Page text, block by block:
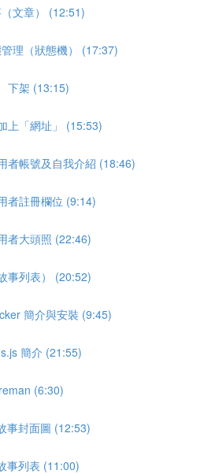
文章） (12:51)
理（狀態機） (17:37)
下架 (13:15)
上「網址」 (15:53)
者帳號及自我介紹 (18:46)
者註冊欄位 (9:14)
者大頭照 (22:46)
事列表） (20:52)
簡介與安裝 (9:45)
簡介 (21:55)
(6:30)
事封面圖 (12:53)
事列表 (11:00)